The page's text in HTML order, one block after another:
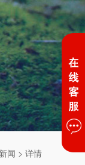
闻 > 详情